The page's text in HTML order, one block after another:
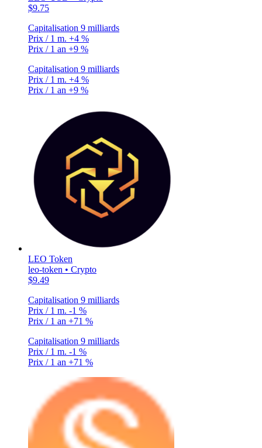
$9.75
Capitalisation 9 milliards
Prix / 1 m. +4 %
Prix / 1 an +9 %
Capitalisation 9 milliards
Prix / 1 m. +4 %
Prix / 1 an +9 %
LEO Token
leo-token • Crypto
$9.49
Capitalisation 9 milliards
Prix / 1 m. -1 %
Prix / 1 an +71 %
Capitalisation 9 milliards
Prix / 1 m. -1 %
Prix / 1 an +71 %